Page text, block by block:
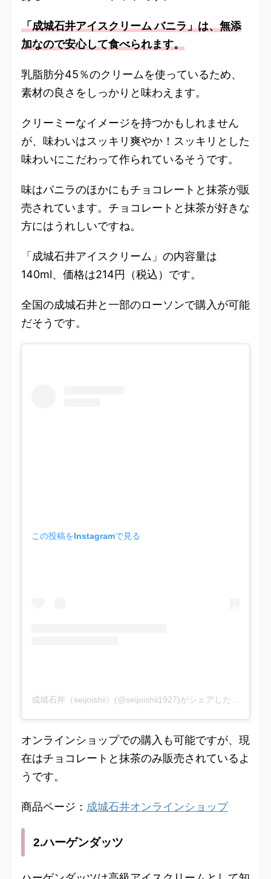
「成城石井アイスクリーム バニラ」は、無添
加なので安心して食べられます。
乳脂肪分45％のクリームを使っているため、
素材の良さをしっかりと味わえます。
クリーミーなイメージを持つかもしれません
が、味わいはスッキリ爽やか！スッキリとした
味わいにこだわって作られているそうです。
味はバニラのほかにもチョコレートと抹茶が販
売されています。チョコレートと抹茶が好きな
方にはうれしいですね。
「成城石井アイスクリーム」の内容量は
140ml、価格は214円（税込）です。
全国の成城石井と一部のローソンで購入が可能
だそうです。
この投稿をInstagramで見る
成城石井（seijoishii）(@seijoishii1927)がシェアした投稿
オンラインショップでの購入も可能ですが、現
在はチョコレートと抹茶のみ販売されているよ
うです。
商品ページ： 成城石井オンラインショップ
2.ハーゲンダッツ